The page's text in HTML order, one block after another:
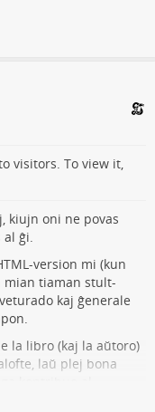
visitors. To view it,
kiujn oni ne povas
al ĝi.
version mi (kun
mian tiaman stult-
kaj ĝenerale
la libro (kaj la aŭtoro)
laŭ plej bona
kontribuo al